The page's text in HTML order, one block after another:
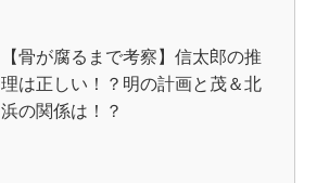
【骨が腐るまで考察】信太郎の推
理は正しい！？明の計画と茂＆北
浜の関係は！？